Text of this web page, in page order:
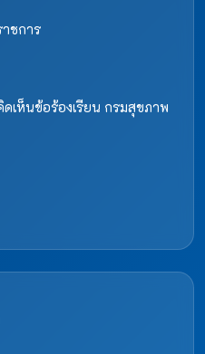
ชการ
เห็นข้อร้องเรียน กรมสุขภาพ